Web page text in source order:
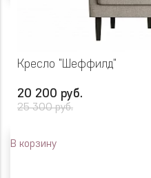
Кресло "Шеффилд"
20 200 руб.
25 300 руб.
В корзину